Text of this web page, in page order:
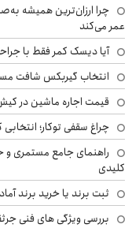
چرا ارزان‌ترین همیشه
عمر می‌کند
آیا دیسک کمر فقط با
انتخاب گیربکس شافت
قیمت اجاره ماشین در کیش در سال ۱۴۰۵ چقدر
چراغ سقفی توکار؛
راهنمای جامع مستمری و
کلیدی
ثبت برند یا خرید برند
بررسی ویژگی های فنی